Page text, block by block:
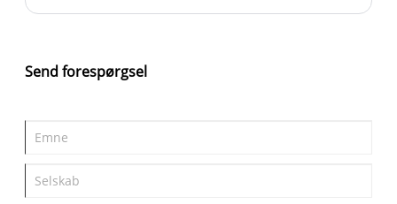
afstandsbegrænsninger. Denne artikel forklarer, hvordan POC-
radioer fungerer, hvorfor virksomheder erstatter traditionelle
Send forespørgsel